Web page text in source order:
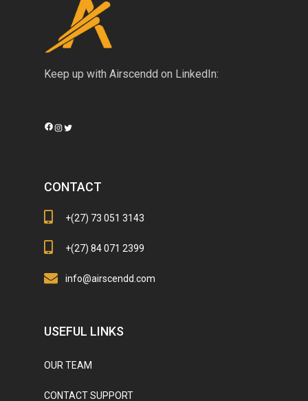
Keep up with Airscendd on LinkedIn:
Instagram
CONTACT
+(27) 73 051 3143
+(27) 84 071 2399
info@airscendd.com
USEFUL LINKS
OUR TEAM
CONTACT SUPPORT